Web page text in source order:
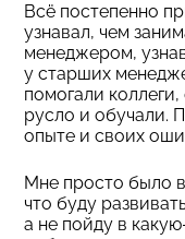
Всё постепенно
узнавал, чем
менеджером,
у старших
помогали
русло и обучали.
опыте и своих
Мне просто было
что буду
а не пойду в